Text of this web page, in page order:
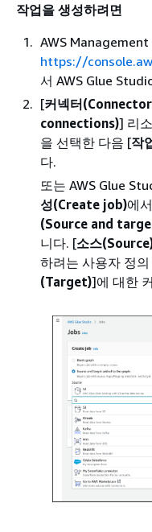
작업을 생성하려면
AWS
https://
서 AWS Glue
[커넥터
connections)] 리
을 선택한 다음 [작
다.
또는 AWS Glue
성(Create job)에서
(Source and
니다. [소스
하려는 사용자 정
(Target)]에 대한